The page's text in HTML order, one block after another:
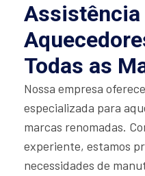
Assistência
Todas as
Nossa empresa oferece
especializada para
marcas renomadas.
experiente, estamos
necessidades de